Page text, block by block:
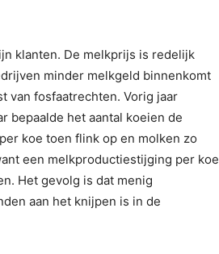
klanten. De melkprijs is redelijk
minder melkgeld binnenkomt
van fosfaatrechten. Vorig jaar
bepaalde het aantal koeien de
koe toen flink op en molken zo
een melkproductiestijging per koe
Het gevolg is dat menig
aan het knijpen is in de